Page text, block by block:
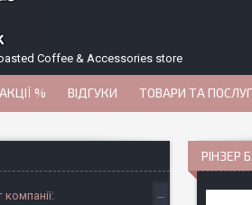
Coffee & Accessories store
АКЦІЇ % ВІДГУКИ ТОВАРИ ТА
РІНЗЕР